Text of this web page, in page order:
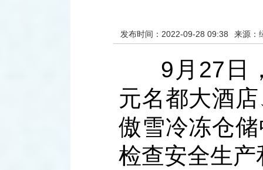
发布时间：2022-09-28 09:38 来源：
9月27日
元名都大酒
傲雪冷冻仓
检查安全生